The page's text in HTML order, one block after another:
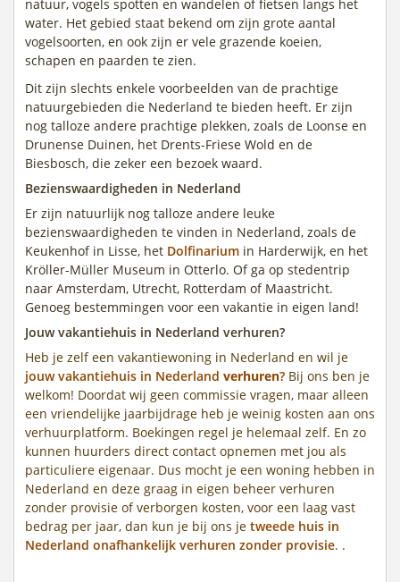
natuur, vogels spotten en wandelen of fietsen langs het
water. Het gebied staat bekend om zijn grote aantal
vogelsoorten, en ook zijn er vele grazende koeien,
schapen en paarden te zien.
Dit zijn slechts enkele voorbeelden van de prachtige
natuurgebieden die Nederland te bieden heeft. Er zijn
nog talloze andere prachtige plekken, zoals de Loonse en
Drunense Duinen, het Drents-Friese Wold en de
Biesbosch, die zeker een bezoek waard.
Bezienswaardigheden in Nederland
Er zijn natuurlijk nog talloze andere leuke
bezienswaardigheden te vinden in Nederland, zoals de
Keukenhof in Lisse, het Dolfinarium in Harderwijk, en het
Kröller-Müller Museum in Otterlo. Of ga op stedentrip
naar Amsterdam, Utrecht, Rotterdam of Maastricht.
Genoeg bestemmingen voor een vakantie in eigen land!
Jouw vakantiehuis in Nederland verhuren?
Heb je zelf een vakantiewoning in Nederland en wil je
jouw vakantiehuis in Nederland verhuren? Bij ons ben je
welkom! Doordat wij geen commissie vragen, maar alleen
een vriendelijke jaarbijdrage heb je weinig kosten aan ons
verhuurplatform. Boekingen regel je helemaal zelf. En zo
kunnen huurders direct contact opnemen met jou als
particuliere eigenaar. Dus mocht je een woning hebben in
Nederland en deze graag in eigen beheer verhuren
zonder provisie of verborgen kosten, voor een laag vast
bedrag per jaar, dan kun je bij ons je tweede huis in
Nederland onafhankelijk verhuren zonder provisie. .